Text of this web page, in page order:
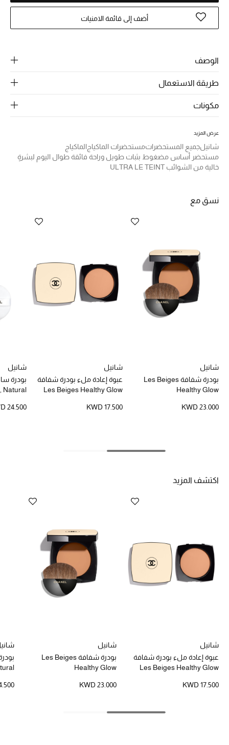
الحقائب النسائية
الرجال
الجمال
الأطفال
مستلزمات المنزل
المجوهرات
جديد لدينا
نسوقوا أحدث ما وصلنا
عرض جميع المنتجات
خصومات
ركن أناقة المنتجعات
حقائب وأحذية متطابقة
هدايا للنساء
جميع الأحذية النسائية
جميع الحقائب النسائية
أضف إلى قائمة الامنيات
الوصف
طريقة الاستعمال
مكونات
عرض المزيد
شانيلجميع المستحضراتمستحضرات الماكياجالماكياج
مستحضر أساس مضغوط بثبات طويل وراحة فائقة طوال اليوم لبشرةٍ
خالية من الشوائب ULTRA LE TEINT
نسق مع
شانيل
بودرة شفافة Les Beiges
Healthy Glow
KWD 23.000
شانيل
عبوة إعادة ملء بودرة شفافة
Les Beiges Healthy Glow
KWD 17.500
شانيل
Natural
24.500
اكتشف المزيد
شانيل
عبوة إعادة ملء بودرة شفافة
Les Beiges Healthy Glow
KWD 17.500
شانيل
بودرة شفافة Les Beiges
Healthy Glow
KWD 23.000